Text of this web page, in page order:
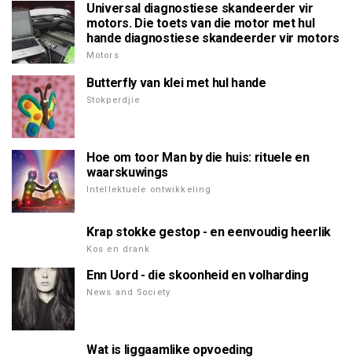
Universal diagnostiese skandeerder vir
motors. Die toets van die motor met hul
hande diagnostiese skandeerder vir motors
Motors
Butterfly van klei met hul hande
Stokperdjie
Hoe om toor Man by die huis: rituele en
waarskuwings
Intellektuele ontwikkeling
Krap stokke gestop - en eenvoudig heerlik
Kos en drank
Enn Uord - die skoonheid en volharding
News and Society
Wat is liggaamlike opvoeding